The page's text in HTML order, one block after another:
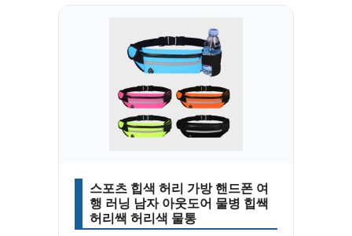
스포츠 힙색 허리 가방 핸드폰 여
행 러닝 남자 아웃도어 물병 힙쌕
허리쌕 허리색 물통